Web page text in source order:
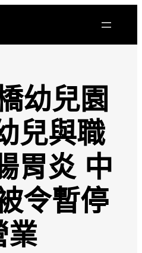
幼兒園
兒與職
胃炎 中
令暫停
業